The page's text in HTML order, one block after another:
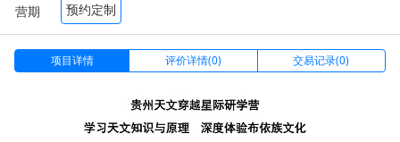
营期 预约定制
项目详情 评价详情(0) 交易记录(0)